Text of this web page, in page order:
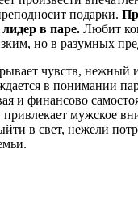
подарки.
в паре. Любит
но в разумных
чувств, нежный
в понимании
и финансово
привлекает мужское
в свет, нежели